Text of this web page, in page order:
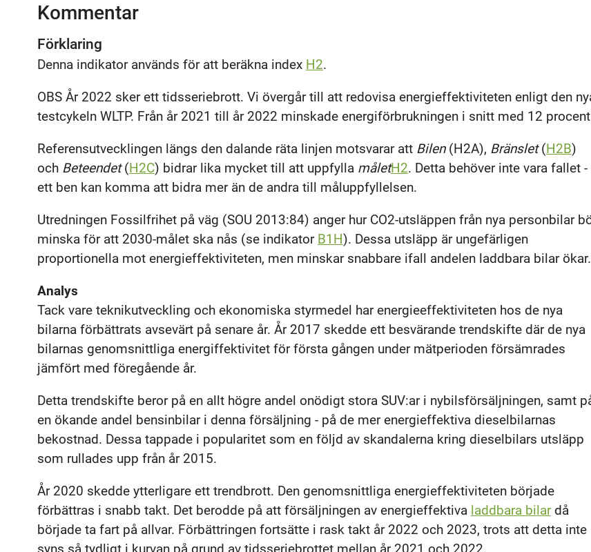
Kommentar
Förklaring
Denna indikator används för att beräkna index H2.
OBS År 2022 sker ett tidsseriebrott. Vi övergår till att redovisa energieffektiviteten enligt den
testcykeln WLTP. Från år 2021 till år 2022 minskade energiförbrukningen i snitt med 12
Referensutvecklingen längs den dalande räta linjen motsvarar att Bilen(H2A), Bränslet(H2B)
och Beteendet(H2C) bidrar lika mycket till att uppfylla måletH2. Detta behöver inte vara fallet -
ett ben kan komma att bidra mer än de andra till måluppfyllelsen.
Utredningen Fossilfrihet på väg (SOU 2013:84) anger hur CO2-utsläppen från nya personbilar
minska för att 2030-målet ska nås (se indikator B1H). Dessa utsläpp är ungefärligen
proportionella mot energieffektiviteten, men minskar snabbare ifall andelen laddbara bilar ökar.
Analys
Tack vare teknikutveckling och ekonomiska styrmedel har energieeffektiviteten hos de nya
bilarna förbättrats avsevärt på senare år. År 2017 skedde ett besvärande trendskifte där de nya
bilarnas genomsnittliga energiffektivitet för första gången under mätperioden försämrades
jämfört med föregående år.
Detta trendskifte beror på en allt högre andel onödigt stora SUV:ar i nybilsförsäljningen, samt
en ökande andel bensinbilar i denna försäljning - på de mer energieffektiva dieselbilarnas
bekostnad. Dessa tappade i popularitet som en följd av skandalerna kring dieselbilars utsläpp
som rullades upp från år 2015.
År 2020 skedde ytterligare ett trendbrott. Den genomsnittliga energieffektiviteten började
förbättras i snabb takt. Det berodde på att försäljningen av energieffektiva laddbara bilardå
började ta fart på allvar. Förbättringen fortsätte i rask takt år 2022 och 2023, trots att detta inte
syns så tydligt i kurvan på grund av tidsseriebrottet mellan år 2021 och 2022.